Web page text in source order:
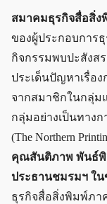
สมาคมธุรกิจสื่อสิ่ง
ของผู้ประกอบการ
กิจกรรมพบปะสังส
ประเด็นปัญหาเรื่อ
จากสมาชิกในกลุ่ม
กลุ่มอย่างเป็นทาง
(The Northern
คุณสันติภาพ พันธ์พิ
ประธานชมรมฯ ใ
ธุรกิจสื่อสิ่งพิมพ์ภาค